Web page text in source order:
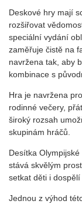
Deskové hry mají
rozšiřovat
speciální vydání
zaměřuje čistě na
navržena tak, aby
kombinace s
Hra je navržena
rodinné večery,
široký rozsah
skupinám hráčů.
Desítka
stává skvělým
setkat děti i
Jednou z výhod